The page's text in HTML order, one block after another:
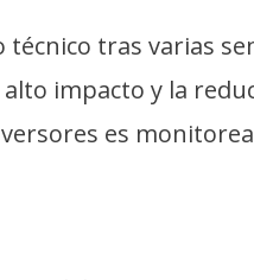
tras varias
impacto y la
es monitorear